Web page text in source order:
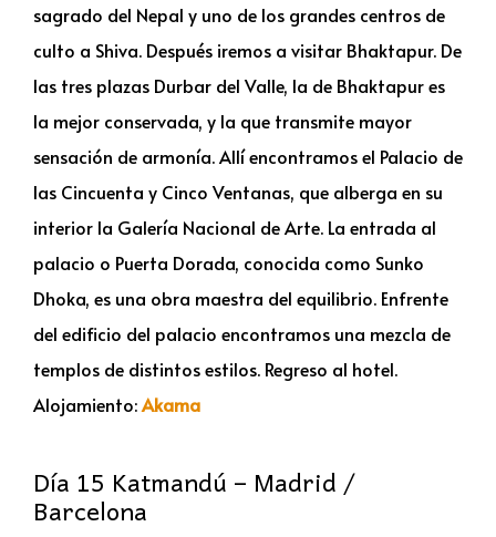
sagrado del Nepal y uno de los grandes centros de
culto a Shiva. Después iremos a visitar Bhaktapur. De
las tres plazas Durbar del Valle, la de Bhaktapur es
la mejor conservada, y la que transmite mayor
sensación de armonía. Allí encontramos el Palacio de
las Cincuenta y Cinco Ventanas, que alberga en su
interior la Galería Nacional de Arte. La entrada al
palacio o Puerta Dorada, conocida como Sunko
Dhoka, es una obra maestra del equilibrio. Enfrente
del edificio del palacio encontramos una mezcla de
templos de distintos estilos. Regreso al hotel.
Alojamiento:Akama
Día 15 Katmandú – Madrid /
Barcelona